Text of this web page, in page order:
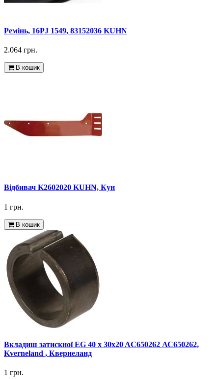
Ремінь, 16PJ 1549, 83152036 KUHN
2.064 грн.
В кошик
Відбивач K2602020 KUHN, Кун
1 грн.
В кошик
Вкладиш затискної EG 40 х 30x20 AC650262 АС650262,
Kverneland , Квернеланд
1 грн.